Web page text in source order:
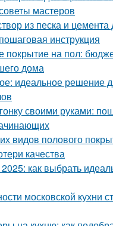
мастеров
из песка и цемента
инструкция
на пол:
дома
идеальное решение
своими руками:
видов полового
качества
как выбрать
московской кухни